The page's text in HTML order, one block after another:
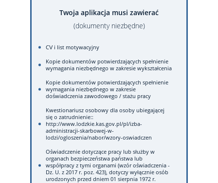
Twoja aplikacja musi zawierać
(dokumenty niezbędne)
CV i list motywacyjny
Kopie dokumentów potwierdzających spełnienie
wymagania niezbędnego w zakresie wykształcenia
Kopie dokumentów potwierdzających spełnienie
wymagania niezbędnego w zakresie
doświadczenia zawodowego / stażu pracy
Kwestionariusz osobowy dla osoby ubiegającej
się o zatrudnienie::
http://www.lodzkie.kas.gov.pl/pl/izba-
administracji-skarbowej-w-
lodzi/ogloszenia/nabor/wzory-oswiadczen
Oświadczenie dotyczące pracy lub służby w
organach bezpieczeństwa państwa lub
współpracy z tymi organami (wzór oświadczenia -
Dz. U. z 2017 r. poz. 423), dotyczy wyłącznie osób
urodzonych przed dniem 01 sierpnia 1972 r.